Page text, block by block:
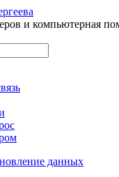
и компьютерная
данных